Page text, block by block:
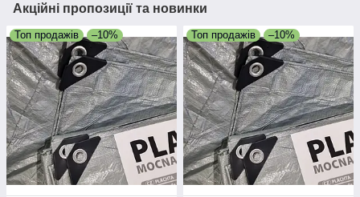
Акційні пропозиції та новинки
Топ продажів –10% Топ продажів –10%